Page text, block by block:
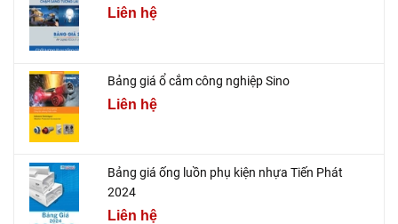
Liên hệ
Bảng giá ổ cắm công nghiệp Sino
Liên hệ
Bảng giá ống luồn phụ kiện nhựa Tiến Phát
2024
Liên hệ